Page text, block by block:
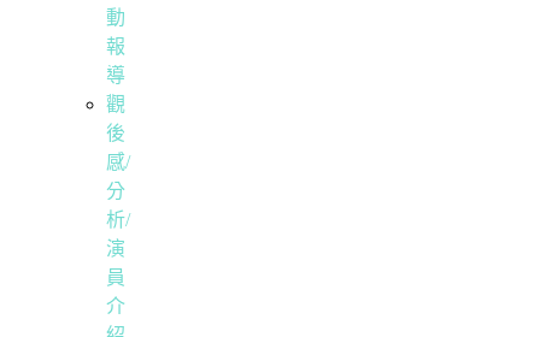
動
報
導
觀
後
感/
分
析/
演
員
介